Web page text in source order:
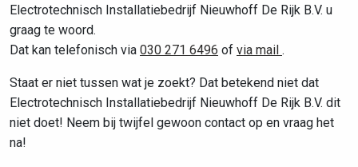
Electrotechnisch Installatiebedrijf Nieuwhoff De Rijk B.V. u
graag te woord.
Dat kan telefonisch via 030 271 6496 of via mail .
Staat er niet tussen wat je zoekt? Dat betekend niet dat
Electrotechnisch Installatiebedrijf Nieuwhoff De Rijk B.V. dit
niet doet! Neem bij twijfel gewoon contact op en vraag het
na!